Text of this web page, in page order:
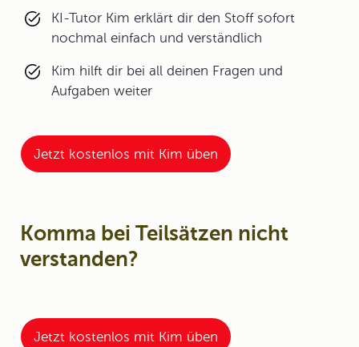
KI-Tutor Kim erklärt dir den Stoff sofort
nochmal einfach und verständlich
Kim hilft dir bei all deinen Fragen und
Aufgaben weiter
Jetzt kostenlos mit Kim üben
Komma bei Teilsätzen nicht
verstanden?
Jetzt kostenlos mit Kim üben